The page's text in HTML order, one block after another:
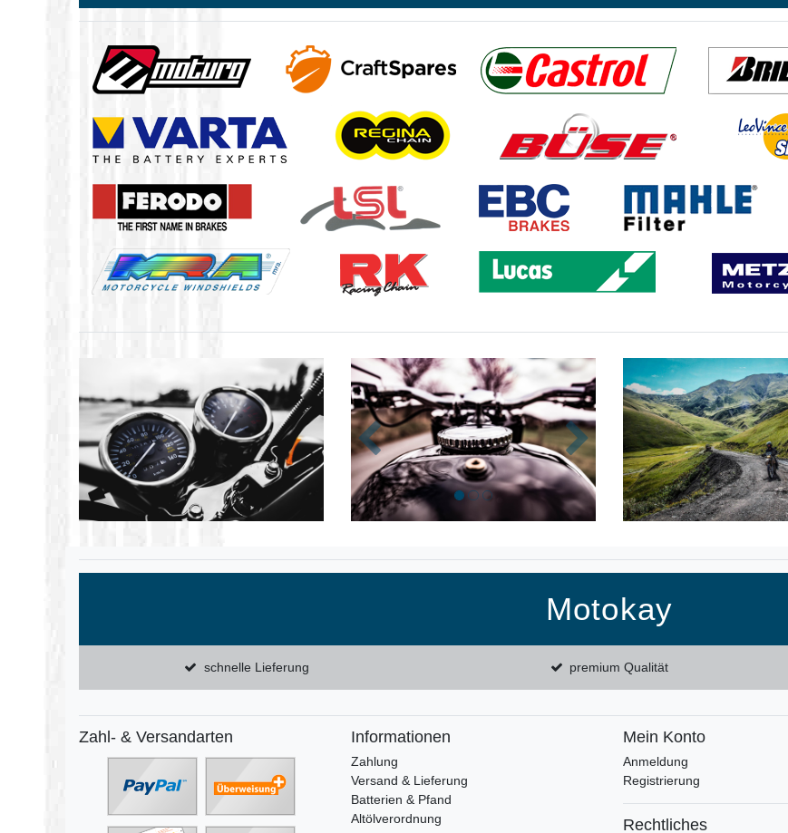
Zurück Nächste
Motokay
schnelle Lieferung premium Qualität
Zahl- & Versandarten Informationen
Zahlung
Versand & Lieferung
Batterien & Pfand
Altölverordnung
Mein Konto
Anmeldung
Registrierung
Rechtliches